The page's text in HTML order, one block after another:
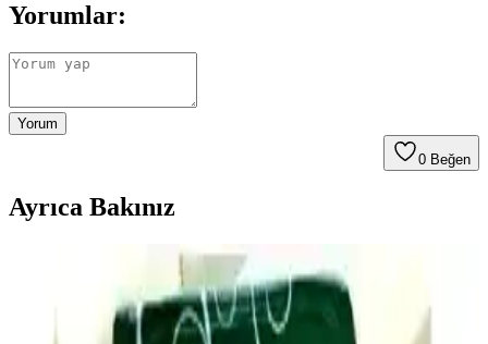
Yorumlar:
Yorum
0 Beğen
Ayrıca Bakınız
Ev Yapımı Mac and Cheese'in Market Ürünleri Gibi
Tat Vermemesinin Nedenleri ve Çözümleri